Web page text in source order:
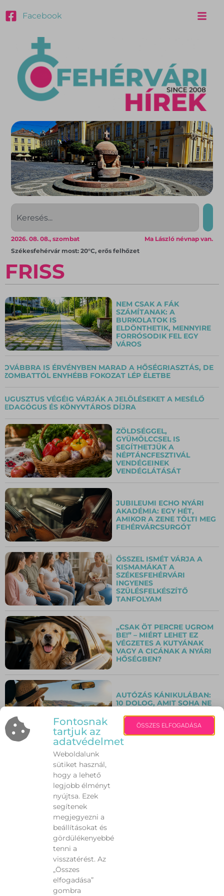
Facebook
Ma László névnap van.
2026. 08. 08., szombat
Székesfehérvár most: 20°C, erős felhőzet
FRISS
NEM CSAK A FÁK
SZÁMÍTANAK: A
BURKOLATOK IS
ELDÖNTHETIK, MENNYIRE
FORRÓSODIK FEL EGY
VÁROS
IS ÉRVÉNYBEN MARAD A HŐSÉGRIASZTÁS, DE
ENYHÉBB FOKOZAT LÉP ÉLETBE
VÉGÉIG VÁRJÁK A JELÖLÉSEKET A MESÉLŐ
ÉS KÖNYVTÁROS DÍJRA
ZÖLDSÉGGEL,
GYÜMÖLCCSEL IS
SEGÍTHETJÜK A
NÉPTÁNCFESZTIVÁL
VENDÉGEINEK
VENDÉGLÁTÁSÁT
JUBILEUMI ECHO NYÁRI
AKADÉMIA: EGY HÉT,
AMIKOR A ZENE TÖLTI MEG
FEHÉRVÁRCSURGÓT
ŐSSZEL ISMÉT VÁRJA A
KISMAMÁKAT A
SZÉKESFEHÉRVÁRI
INGYENES
SZÜLÉSFELKÉSZÍTŐ
TANFOLYAM
„CSAK ÖT PERCRE UGROM
BE!” – MIÉRT LEHET EZ
VÉGZETES A KUTYÁNAK
VAGY A CICÁNAK A NYÁRI
HŐSÉGBEN?
AUTÓZÁS KÁNIKULÁBAN:
10 DOLOG, AMIT SOHA NE
NAGY HŐSÉGBEN!
Elöző
1
Fontosnak
tartjuk az
adatvédelmet
Weboldalunk
sütiket használ,
hogy a lehető
legjobb élményt
nyújtsa. Ezek
segítenek
megjegyezni a
beállításokat és
gördülékenyebbé
tenni a
visszatérést. Az
„Összes
elfogadása”
gombra
ÖSSZES ELFOGADÁSA